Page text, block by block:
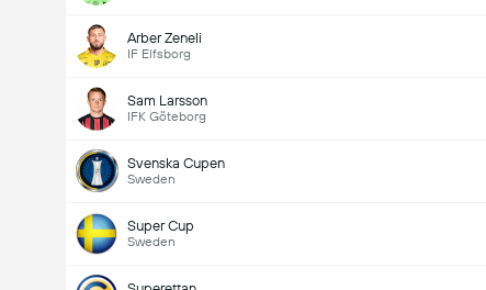
Arber Zeneli
IF Elfsborg
Sam Larsson
IFK Göteborg
Svenska Cupen
Sweden
Super Cup
Sweden